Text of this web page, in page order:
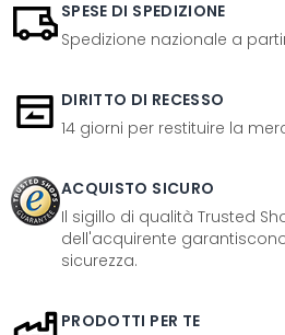
SPESE DI SPEDIZIONE
Spedizione nazionale a
DIRITTO DI RECESSO
14 giorni per restituire la
ACQUISTO SICURO
Il sigillo di qualità Trusted
dell'acquirente
sicurezza.
PRODOTTI PER TE